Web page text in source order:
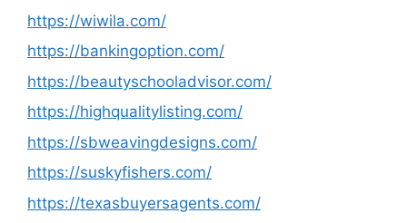
https://wiwila.com/
https://bankingoption.com/
https://beautyschooladvisor.com/
https://highqualitylisting.com/
https://sbweavingdesigns.com/
https://suskyfishers.com/
https://texasbuyersagents.com/